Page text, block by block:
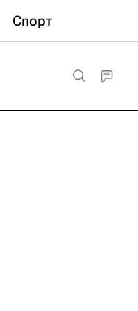
Спорт